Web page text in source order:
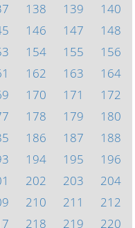
138 139
140
146 147
148
154 155
156
162 163
164
170 171
172
178 179
180
186 187
188
194 195
196
202 203
204
210 211
212
218 219 220